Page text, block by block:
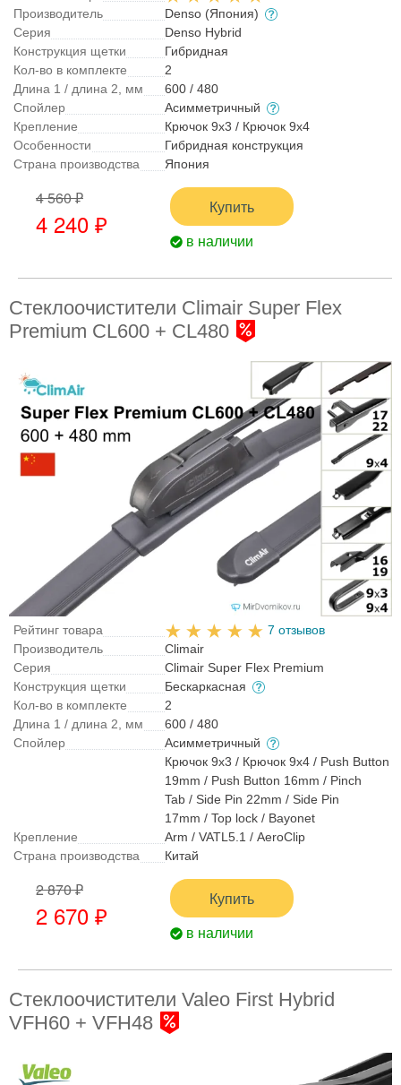
Производитель
Denso (Япония)
Серия
Denso Hybrid
Конструкция щетки
Гибридная
Кол-во в комплекте
2
Длина 1 / длина 2, мм
600 / 480
Спойлер
Асимметричный
Крепление
Крючок 9x3 / Крючок 9x4
Особенности
Гибридная конструкция
Страна производства
Япония
4 560 ₽
4 240 ₽
Купить
в наличии
Стеклоочистители Climair Super Flex
Premium CL600 + CL480
Рейтинг товара
7 отзывов
Производитель
Climair
Серия
Climair Super Flex Premium
Конструкция щетки
Бескаркасная
Кол-во в комплекте
2
Длина 1 / длина 2, мм
600 / 480
Спойлер
Асимметричный
Крепление
Крючок 9x3 / Крючок 9x4 / Push Button
19mm / Push Button 16mm / Pinch
Tab / Side Pin 22mm / Side Pin
17mm / Top lock / Bayonet
Arm / VATL5.1 / AeroClip
Страна производства
Китай
2 870 ₽
2 670 ₽
Купить
в наличии
Стеклоочистители Valeo First Hybrid
VFH60 + VFH48